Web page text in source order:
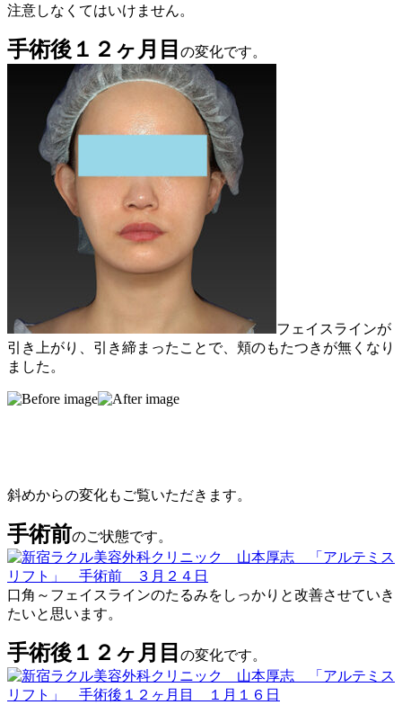
注意しなくてはいけません。
手術後１２ヶ月目 の変化です。
フェイスラインが
引き上がり、引き締まったことで、頬のもたつきが無くなり
ました。
斜めからの変化もご覧いただきます。
手術前のご状態です。
口角～フェイスラインのたるみをしっかりと改善させていき
たいと思います。
手術後１２ヶ月目 の変化です。